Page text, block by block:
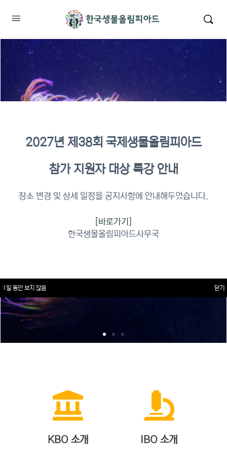
이수증명서 확인 바로가기
KBO 소개 IBO 소개
2027년 제38회 국제생물올림피아드
참가 지원자 대상 특강 안내
장소 변경 및 상세 일정을 공지사항에 안내해두었습니다.
[바로가기]
한국생물올림피아드사무국
1일 동안 보지 않음 닫기